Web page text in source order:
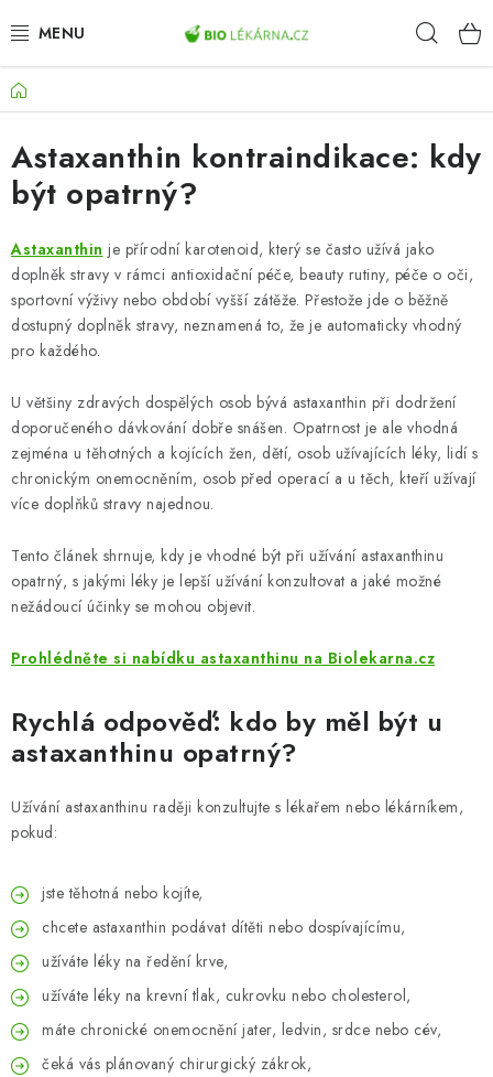
na
AKCE
DOPLŇKY STRAVY
PŘÍRODNÍ KOSMETIKA
SPORT
ZDRAVÉ POTRAVINY
ZDRAVOTNÍ OKRUHY
ZNAČKY
Odborný garant MUDr. Monika Klaudysová
Jak nakupovat
GDPR
Obchodní podmínky Kontakty
Slovník pojmů
Domů
Astaxanthin kontraindikace: kdy
být opatrný?
Astaxanthin je přírodní karotenoid, který se často užívá jako
doplněk stravy v rámci antioxidační péče, beauty rutiny, péče o oči,
sportovní výživy nebo období vyšší zátěže. Přestože jde o běžně
dostupný doplněk stravy, neznamená to, že je automaticky vhodný
pro každého.
U většiny zdravých dospělých osob bývá astaxanthin při dodržení
doporučeného dávkování dobře snášen. Opatrnost je ale vhodná
zejména u těhotných a kojících žen, dětí, osob užívajících léky, lidí s
chronickým onemocněním, osob před operací a u těch, kteří užívají
více doplňků stravy najednou.
Tento článek shrnuje, kdy je vhodné být při užívání astaxanthinu
opatrný, s jakými léky je lepší užívání konzultovat a jaké možné
nežádoucí účinky se mohou objevit.
Prohlédněte si nabídku astaxanthinu na Biolekarna.cz
Rychlá odpověď: kdo by měl být u
astaxanthinu opatrný?
Užívání astaxanthinu raději konzultujte s lékařem nebo lékárníkem,
pokud:
jste těhotná nebo kojíte,
chcete astaxanthin podávat dítěti nebo dospívajícímu,
užíváte léky na ředění krve,
užíváte léky na krevní tlak, cukrovku nebo cholesterol,
máte chronické onemocnění jater, ledvin, srdce nebo cév,
čeká vás plánovaný chirurgický zákrok,